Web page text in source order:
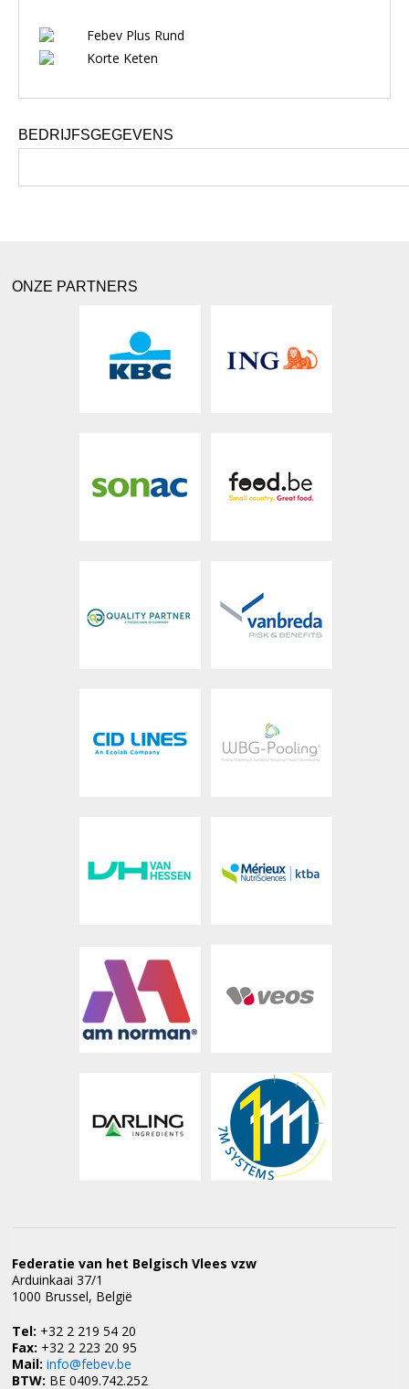
Febev Plus Rund
Korte Keten
BEDRIJFSGEGEVENS
ONZE PARTNERS
Federatie van het Belgisch Vlees vzw
Arduinkaai 37/1
1000 Brussel, België
Tel: +32 2 219 54 20
Fax: +32 2 223 20 95
Mail: info@febev.be
BTW: BE 0409.742.252